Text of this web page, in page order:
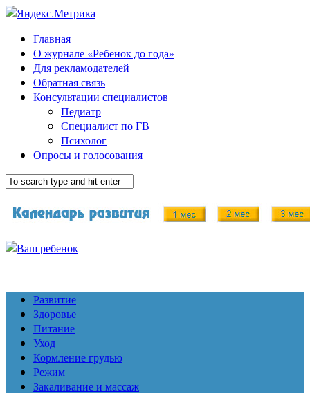
Главная
О журнале «Ребенок до года»
Для рекламодателей
Обратная связь
Консультации специалистов
Педиатр
Специалист по ГВ
Психолог
Опросы и голосования
Развитие
Здоровье
Питание
Уход
Кормление грудью
Режим
Закаливание и массаж